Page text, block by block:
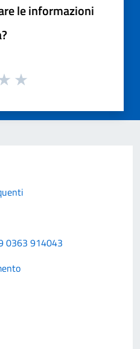
le informazioni
0363 914043